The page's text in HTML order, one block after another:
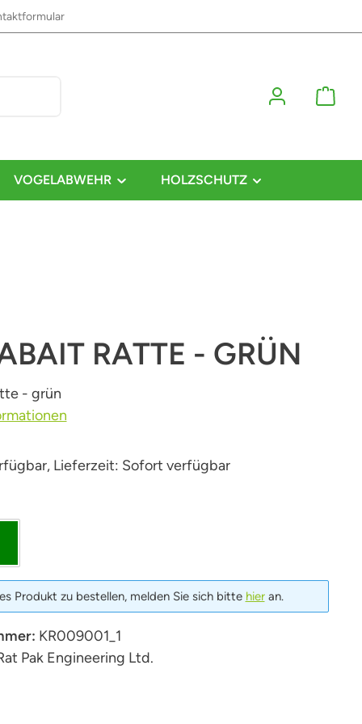
VOGELABWEHR HOLZSCHUTZ
RATTE - GRÜN
- grün
Lieferzeit: Sofort verfügbar
Produkt zu bestellen, melden Sie sich bitte hieran.
KR009001_1
Pak Engineering Ltd.